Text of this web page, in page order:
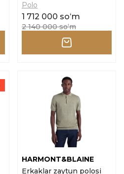
Polo
1 712 000 soʻm
2 140 000 soʻm
HARMONT&BLAINE
Erkaklar zaytun polosi